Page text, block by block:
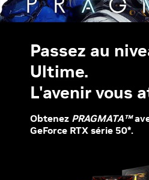
Passez au
Ultime.
L'avenir vous
Obtenez PRAGMATA™
GeForce RTX série 50*.